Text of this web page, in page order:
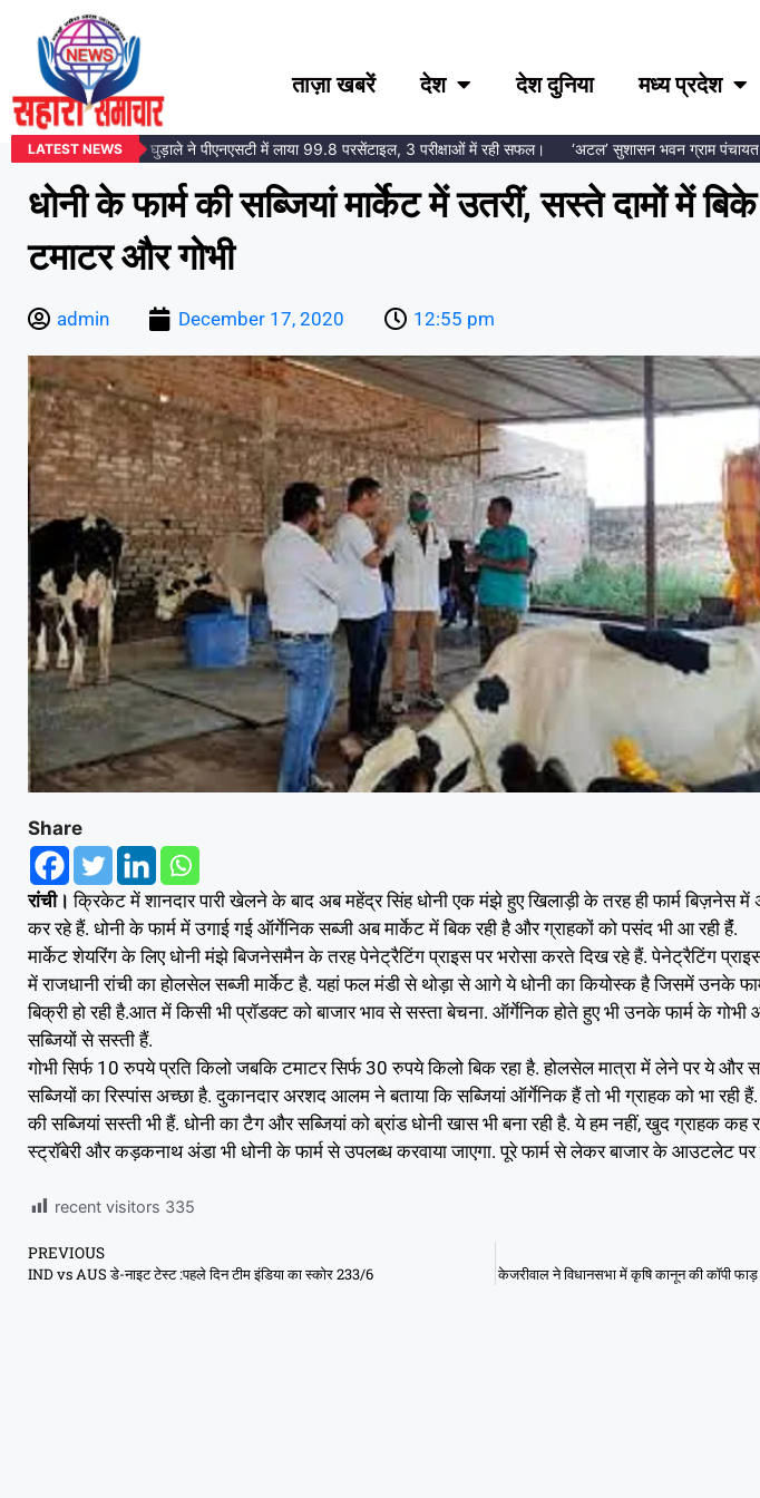
ताज़ा खबरें देश देश दुनिया मध्य प्रदेश
LATEST NEWS
समाज की बेटी तोषना घुड़ाले ने पीएनएसटी में लाया 99.8 परसेंटाइल, 3 परीक्षाओं में रही सफल। ‘अटल’ सुशासन भवन ग्राम पंचायत
धोनी के फार्म की सब्‍ज‍ियां मार्केट में उतरीं, सस्‍ते दामों में
टमाटर और गोभी
admin December 17, 2020 12:55 pm
Share
रांची। क्रिकेट में शानदार पारी खेलने के बाद अब महेंद्र सिंह धोनी एक मंझे हुए खिलाड़ी के तरह ही फार्म बिज़नेस
कर रहे हैं. धोनी के फार्म में उगाई गई ऑर्गेनिक सब्जी अब मार्केट में बिक रही है और ग्राहकों को पसंद भी आ रही हैंं.
मार्केट शेयरिंग के लिए धोनी मंझे बिजनेसमैन के तरह पेनेट्रैटिंग प्राइस पर भरोसा करते दिख रहे हैं. पेनेट्रैटिंग
में राजधानी रांची का होलसेल सब्जी मार्केट है. यहां फल मंडी से थोड़ा से आगे ये धोनी का कियोस्क है जिसमें उनके
बिक्री हो रही है.आत में कि‍सी भी प्रॉडक्‍ट को बाजार भाव से सस्‍ता बेचना. ऑर्गेनिक होते हुए भी उनके फार्म के गोभी
सब्जियों से सस्ती हैं.
गोभी सिर्फ 10 रुपये प्रति किलो जबकि टमाटर सिर्फ 30 रुपये किलो बिक रहा है. होलसेल मात्रा में लेने पर ये और
सब्जियों का रिस्पांस अच्छा है. दुकानदार अरशद आलम ने बताया कि सब्जियां ऑर्गेनिक हैं तो भी ग्राहक को भा रही
की सब्जियां सस्ती भी हैं. धोनी का टैग और सब्जियां को ब्रांड धोनी खास भी बना रही है. ये हम नहीं, खुद ग्राहक कह
स्ट्रॉबेरी और कड़कनाथ अंडा भी धोनी के फार्म से उपलब्ध करवाया जाएगा. पूरे फार्म से लेकर बाजार के आउटलेट
recent visitors 335
PREVIOUS
IND vs AUS डे-नाइट टेस्ट :पहले दिन टीम इंडिया का स्कोर 233/6
केजरीवाल ने विधानसभा में कृषि कानून की कॉपी